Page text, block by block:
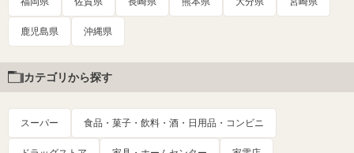
鹿児島県 沖縄県
カテゴリから探す
スーパー 食品・菓子・飲料・酒・日用品・コンビニ